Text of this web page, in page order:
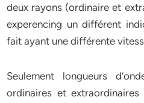
deux rayons (ordinaire et
experencing un différent
fait ayant une différente
Seulement longueurs
ordinaires et